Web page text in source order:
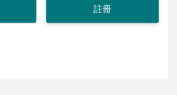
註冊